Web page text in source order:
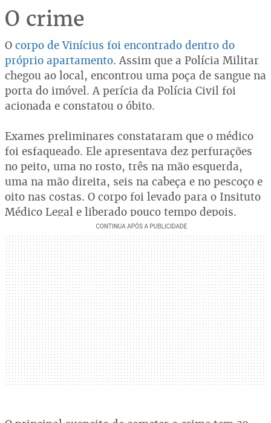
O crime
O corpo de Vinícius foi encontrado dentro do
próprio apartamento. Assim que a Polícia Militar
chegou ao local, encontrou uma poça de sangue na
porta do imóvel. A perícia da Polícia Civil foi
acionada e constatou o óbito.
Exames preliminares constataram que o médico
foi esfaqueado. Ele apresentava dez perfurações
no peito, uma no rosto, três na mão esquerda,
uma na mão direita, seis na cabeça e no pescoço e
oito nas costas. O corpo foi levado para o Insituto
Médico Legal e liberado pouco tempo depois.